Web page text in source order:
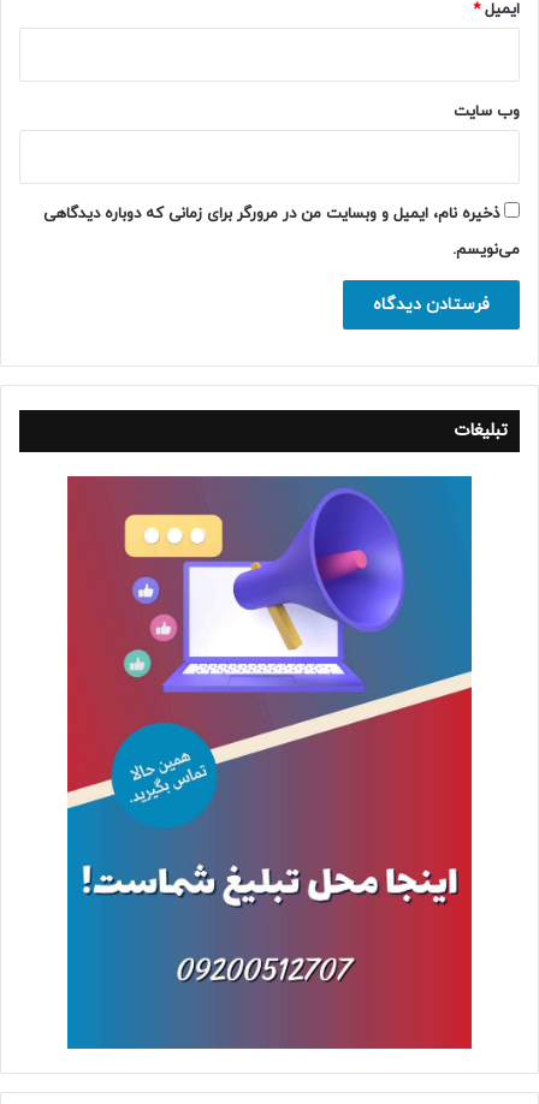
ایمیل*
وب‌ سایت
ذخیره نام، ایمیل و وبسایت من در مرورگر برای زمانی که دوباره دیدگاهی
می‌نویسم.
تبلیغات